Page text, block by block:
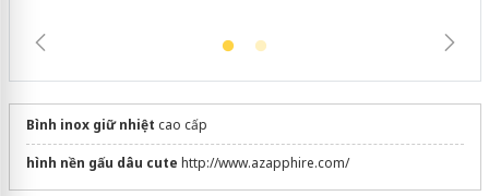
Bình inox giữ nhiệt cao cấp
hình nền gấu dâu cute http://www.azapphire.com/